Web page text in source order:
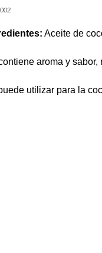
Aceite de
aroma y
utilizar para la